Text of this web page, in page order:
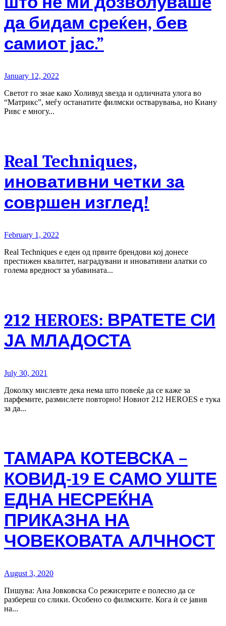
да бидам среќен, бев
самиот јас.”
January 12, 2022
Светот го знае како Холивуд ѕвезда и одличната улога во
“Матрикс”, меѓу останатите филмски остварувања, но Киану
Ривс е многу...
Real Techniques,
иновативни четки за
совршен изглед!
February 1, 2022
Real Techniques е еден од првите брендови кој донесе
престижен квалитет, наградувани и иновативни алатки со
голема вредност за убавината...
212 HEROES: ВРАТЕТЕ СИ
ЈА МЛАДОСТА
July 30, 2021
Доколку мислевте дека нема што повеќе да се каже за
парфемите, размислете повторно! Новиот 212 HEROES е тука
за да...
ТАМАРА КОТЕВСКА –
КОВИД-19 Е САМО УШТЕ
ЕДНА НЕСРЕЌНА
ПРИКАЗНА НА
ЧОВЕКОВАТА АЛЧНОСТ
August 3, 2020
Пишува: Ана Јовковска Со режисерите е полесно да се
разбереш со слики. Особено со филмските. Кога ѝ се јавив
на...